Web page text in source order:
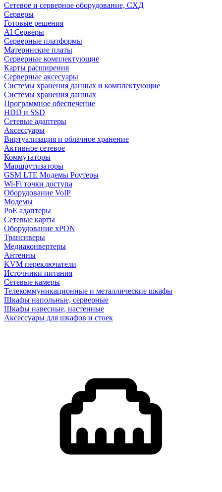
Сетевое и серверное оборудование, СХД
Cерверы
Готовые решения
AI Серверы
Серверные платформы
Материнские платы
Серверные комплектующие
Карты расширения
Серверные аксесуары
Системы хранения данных и комплектующие
Системы хранения данных
Программное обеспечение
HDD и SSD
Сетевые адаптеры
Аксессуары
Виртуализация и облачное хранение
Активное сетевое
Коммутаторы
Маршрутизаторы
GSM LTE Модемы Роутеры
Wi-Fi точки доступа
Оборудование VoIP
Модемы
PoE адаптеры
Сетевые карты
Оборудование xPON
Трансиверы
Медиаконвертеры
Антенны
KVM переключатели
Источники питания
Сетевые камеры
Телекоммуникационные и металлические шкафы
Шкафы напольные, серверные
Шкафы навесные, настенные
Аксессуары для шкафов и стоек